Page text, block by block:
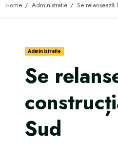
Home Administratie Se
Administratie
Se
Sud